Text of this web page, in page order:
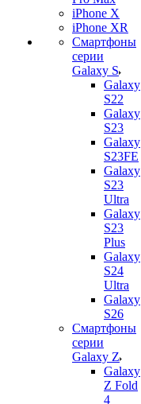
iPhone X
iPhone XR
Смартфоны
серии
Galaxy S
Galaxy
S22
Galaxy
S23
Galaxy
S23FE
Galaxy
S23
Ultra
Galaxy
S23
Plus
Galaxy
S24
Ultra
Galaxy
S26
Смартфоны
серии
Galaxy Z
Galaxy
Z Fold
4